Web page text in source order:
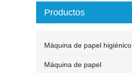
Productos
Máquina de papel higiénico
Máquina de papel